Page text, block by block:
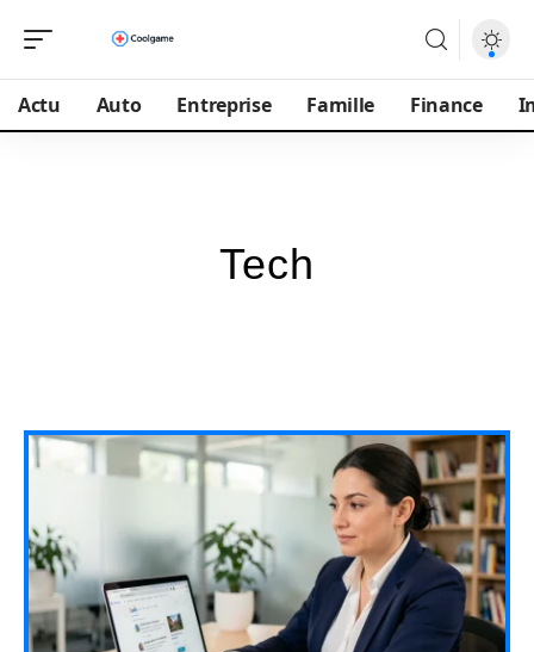
Actu Auto Entreprise Famille Finance
Tech